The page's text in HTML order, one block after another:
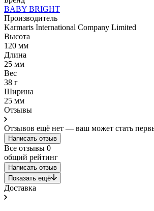
BABY BRIGHT
Производитель
Karmarts International Company Limited
Высота
120 мм
Длина
25 мм
Вес
38 г
Ширина
25 мм
Отзывы
Отзывов ещё нет — ваш может стать
Написать отзыв
Все отзывы 0
общий рейтинг
Написать отзыв
Показать ещё
Доставка